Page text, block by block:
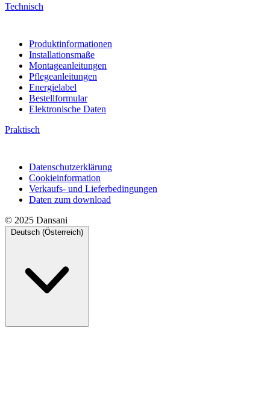
Technisch
Produktinformationen
Installationsmaße
Montageanleitungen
Pflegeanleitungen
Energielabel
Bestellformular
Elektronische Daten
Praktisch
Datenschutzerklärung
Cookieinformation
Verkaufs- und Lieferbedingungen
Daten zum download
© 2025 Dansani
Deutsch (Österreich)